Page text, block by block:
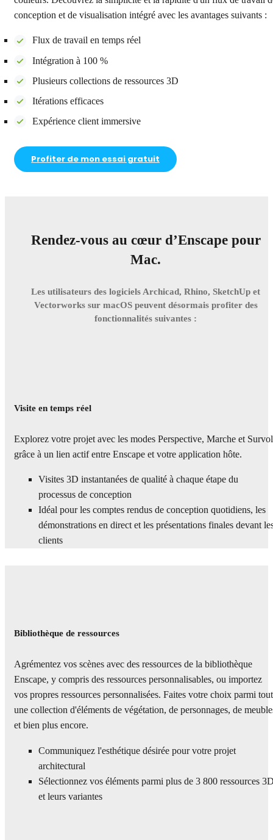
conception et de visualisation intégré avec les avantages suivants :
Flux de travail en temps réel
Intégration à 100 %
Plusieurs collections de ressources 3D
Itérations efficaces
Expérience client immersive
Profiter de mon essai gratuit
Rendez-vous au cœur d’Enscape pour
Mac.
Les utilisateurs des logiciels Archicad, Rhino, SketchUp et
Vectorworks sur macOS peuvent désormais profiter des
fonctionnalités suivantes :
Visite en temps réel
Explorez votre projet avec les modes Perspective, Marche et Survol
grâce à un lien actif entre Enscape et votre application hôte.
Visites 3D instantanées de qualité à chaque étape du
processus de conception
Idéal pour les comptes rendus de conception quotidiens, les
démonstrations en direct et les présentations finales devant
clients
Bibliothèque de ressources
Agrémentez vos scènes avec des ressources de la bibliothèque
Enscape, y compris des ressources personnalisables, ou importez
vos propres ressources personnalisées. Faites votre choix parmi
une collection d'éléments de végétation, de personnages, de
et bien plus encore.
Communiquez l'esthétique désirée pour votre projet
architectural
Sélectionnez vos éléments parmi plus de 3 800 ressources
et leurs variantes